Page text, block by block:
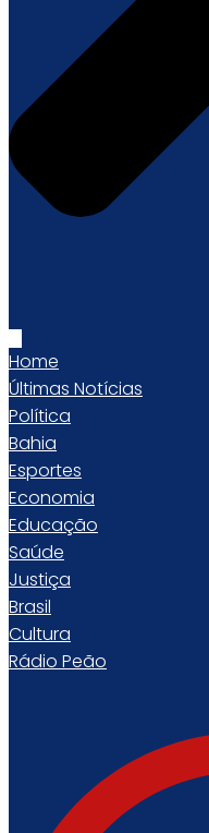
Home
Últimas Notícias
Política
Bahia
Esportes
Economia
Educação
Saúde
Justiça
Brasil
Cultura
Rádio Peão